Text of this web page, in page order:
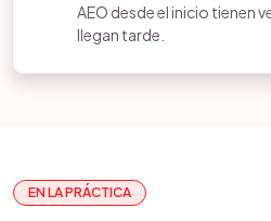
AEO desde el inicio tienen
llegan tarde.
EN LA PRÁCTICA